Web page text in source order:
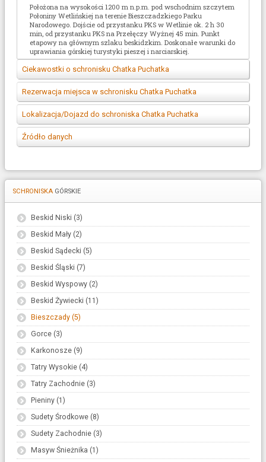
na podłodze
Świetlica/Jadalnia
Przechowalnia
bagażu
Wyporzyczalnia
sprzętu
Możliwość
rozpalenia ogniska
Zasięg sieci tel. w
obrębie schroniska
????
Wi-Fi
brak
Możliwość wzięcia
b/d
Położona na wysokości 1200 m n.p.m. pod wschodnim szczytem
Połoniny Wetlińskiej na terenie Bieszczadzkiego Parku
Narodowego. Dojście od przystanku PKS w Wetlinie ok. 2 h 30
min, od przystanku PKS na Przełęczy Wyżnej 45 min. Punkt
etapowy na głównym szlaku beskidzkim. Doskonałe warunki do
uprawiania górskiej turystyki pieszej i narciarskiej.
Ciekawostki o schronisku Chatka Puchatka
W schronisku nie ma wody bieżącej , ani pradu. Jest to idealne
miejsce dla tzw "prawdziwych turystów". Zimą osobą nocującym
udostępniane jest wc wewnątrz schroniska.
Rezerwacja miejsca w schronisku Chatka Puchatka
Telefon: 502 472 893
Lokalizacja/Dojazd do schroniska Chatka Puchatka
Koordynaty GPS: wkrotce
Opis dojścia wkrótce
Źródło danych
SCHRONISKA GÓRSKIE
Beskid Niski (3)
Beskid Mały (2)
Beskid Sądecki (5)
Beskid Śląski (7)
Beskid Wyspowy (2)
Beskid Żywiecki (11)
Bieszczady (5)
Gorce (3)
Karkonosze (9)
Tatry Wysokie (4)
Tatry Zachodnie (3)
Pieniny (1)
Sudety Środkowe (8)
Sudety Zachodnie (3)
Masyw Śnieżnika (1)